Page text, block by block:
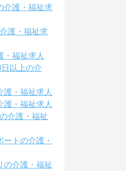
介護・福祉求
護・福祉求
・福祉求人
以上の介
護・福祉求人
護・福祉求人
介護・福祉
トの介護・
の介護・福祉